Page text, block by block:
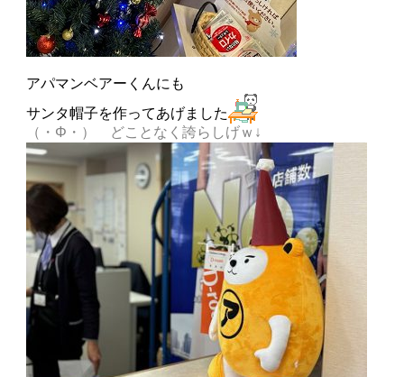
アパマンベアーくんにも
サンタ帽子を作ってあげました
（・Φ・） どことなく誇らしげｗ↓